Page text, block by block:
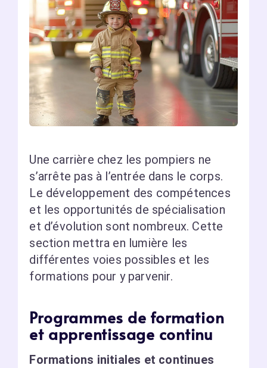
Une carrière chez les pompiers ne
s’arrête pas à l’entrée dans le corps.
Le développement des compétences
et les opportunités de spécialisation
et d’évolution sont nombreux. Cette
section mettra en lumière les
différentes voies possibles et les
formations pour y parvenir.
Programmes de formation
et apprentissage continu
Formations initiales et continues